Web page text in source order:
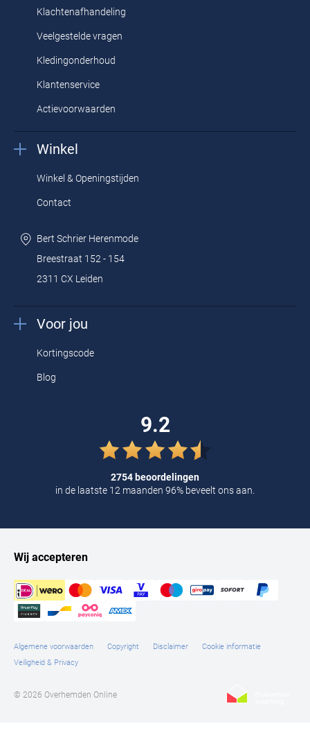
Klachtenafhandeling
Veelgestelde vragen
Kledingonderhoud
Klantenservice
Actievoorwaarden
Winkel
Winkel & Openingstijden
Contact
Bert Schrier Herenmode
Breestraat 152 - 154
2311 CX Leiden
Voor jou
Kortingscode
Blog
9.2
2754 beoordelingen
in de laatste 12 maanden 96% beveelt ons aan.
Wij accepteren
Algemene voorwaarden Copyright Disclaimer
Cookie informatie
Veiligheid & Privacy
© 2026 Overhemden Online